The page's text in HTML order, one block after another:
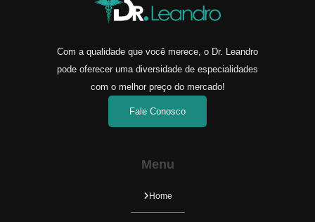
Com a qualidade que você merece, o Dr. Leandro
pode oferecer uma diversidade de especialidades
com o melhor preço do mercado!
Fale Conosco
Menu
Home